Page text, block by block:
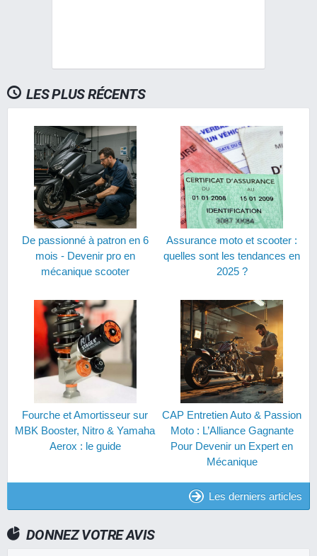
LES PLUS RÉCENTS
De passionné à patron en 6
mois - Devenir pro en
mécanique scooter
Assurance moto et scooter :
quelles sont les tendances en
2025 ?
Fourche et Amortisseur sur
MBK Booster, Nitro & Yamaha
Aerox : le guide
CAP Entretien Auto & Passion
Moto : L’Alliance Gagnante
Pour Devenir un Expert en
Mécanique
Les derniers articles
DONNEZ VOTRE AVIS